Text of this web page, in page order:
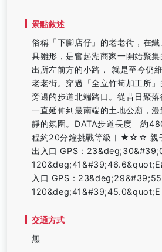
景點敘述
俗稱「下腳店仔」的老老街，在
具雛形，是奮起湖商家一開始聚
出所左前方的小路， 就是至今仍
老老街。穿過「全立竹筍加工所
旁邊的步道北端路口。從昔日聚落
一直延伸到最南端的土地公廟，
靜的氛圍。DATA步道長度︱約
程約20分鐘挑戰等級︱★☆☆ 親
出入口 GPS：
120&deg;41&#39;46.6&quot;E
入口 GPS：
120&deg;41&#39;45.0&quot;E
交通方式
無